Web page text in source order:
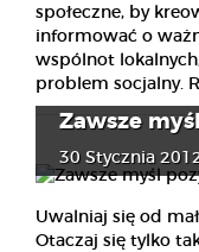
społeczne, by
informować o
wspólnot
problem socjalny.
Zawsze
30 Stycznia
Uwalniaj się od
Otaczaj się tylko